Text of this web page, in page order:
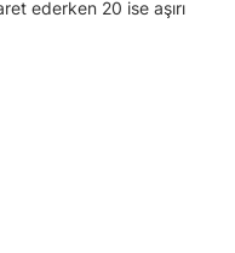
ederken 20 ise aşırı